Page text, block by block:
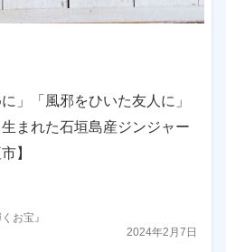
」「風邪をひいた友人に」
まれた石垣島産ジンジャー
】
お宝』
2024年2月7日